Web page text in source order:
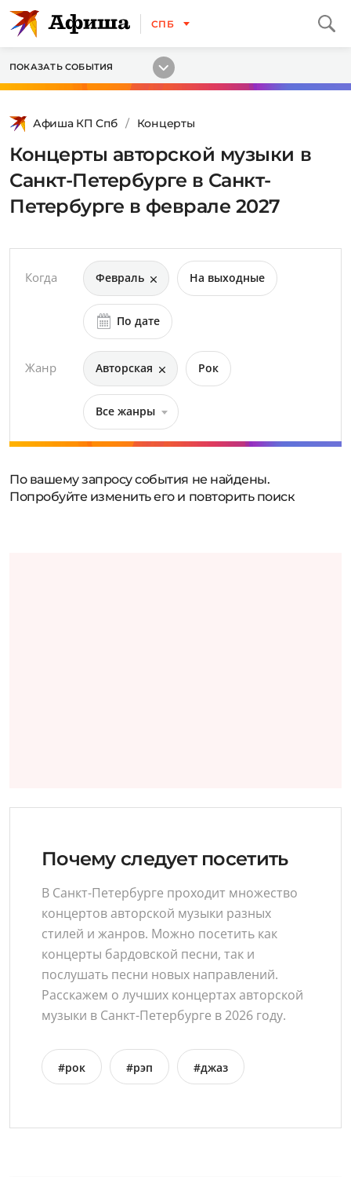
СПБ
ПОКАЗАТЬ СОБЫТИЯ
Афиша КП Спб Концерты
Концерты авторской музыки в
Санкт-Петербурге в Санкт-
Петербурге в феврале 2027
Когда Февраль На выходные
По дате
Жанр Авторская Рок
Все жанры
По вашему запросу события не найдены.
Попробуйте изменить его и повторить поиск
Почему следует посетить
В Санкт-Петербурге проходит множество
концертов авторской музыки разных
стилей и жанров. Можно посетить как
концерты бардовской песни, так и
послушать песни новых направлений.
Расскажем о лучших концертах авторской
музыки в Санкт-Петербурге в 2026 году.
#рок #рэп #джаз